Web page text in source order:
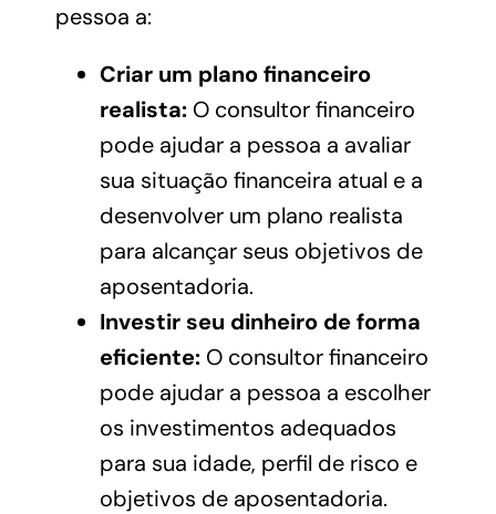
pessoa a:
Criar um plano financeiro
realista:O consultor financeiro
pode ajudar a pessoa a avaliar
sua situação financeira atual e a
desenvolver um plano realista
para alcançar seus objetivos de
aposentadoria.
Investir seu dinheiro de forma
eficiente:O consultor financeiro
pode ajudar a pessoa a escolher
os investimentos adequados
para sua idade, perfil de risco e
objetivos de aposentadoria.